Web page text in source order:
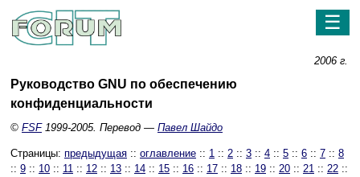
☰
2006 г.
Руководство GNU по обеспечению
конфиденциальности
© FSF1999-2005. Перевод — Павел Шайдо
Страницы: предыдущая :: оглавление :: 1 :: 2 :: 3 :: 4 :: 5 :: 6 :: 7 :: 8
:: 9 :: 10 :: 11 :: 12 :: 13 :: 14 :: 15 :: 16 :: 17 :: 18 :: 19 :: 20 :: 21 :: 22 ::